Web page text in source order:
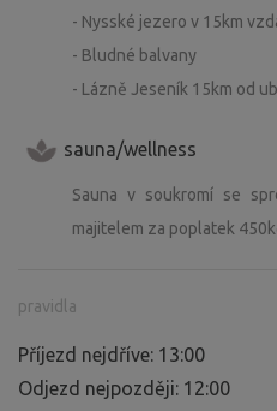
- Nysské jezero v 15km
- Bludné balvany
- Lázně Jeseník 15km od
sauna/wellness
Sauna v soukromí se
majitelem za poplatek
pravidla
Příjezd nejdříve: 13:00
Odjezd nejpozději: 12:00